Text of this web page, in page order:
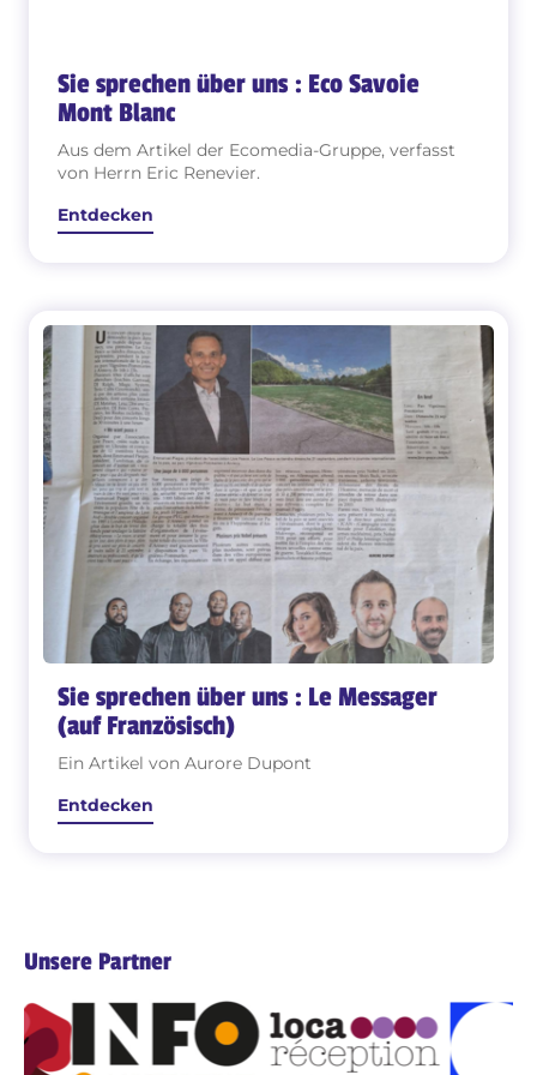
Sie sprechen über uns : Eco Savoie
Mont Blanc
Aus dem Artikel der Ecomedia-Gruppe, verfasst
von Herrn Eric Renevier.
Entdecken
Sie sprechen über uns : Le Messager
(auf Französisch)
Ein Artikel von Aurore Dupont
Entdecken
Unsere Partner